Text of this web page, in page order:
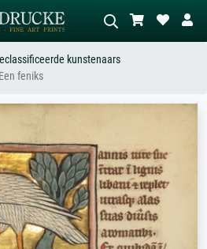
bijv.
olieverfschilderij, staand naakt naast
een boom.
kunstenaars
Een feniks